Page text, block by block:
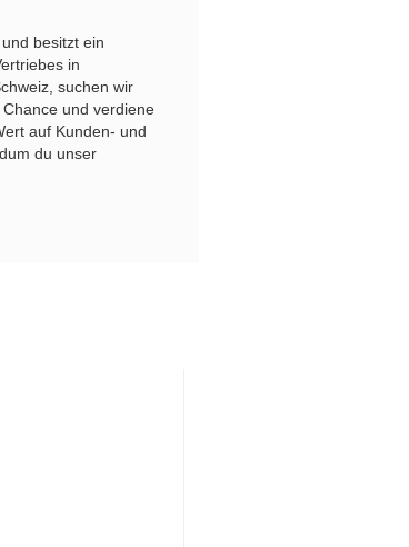
besitzt ein
in
suchen wir
und verdiene
auf Kunden- und
du unser